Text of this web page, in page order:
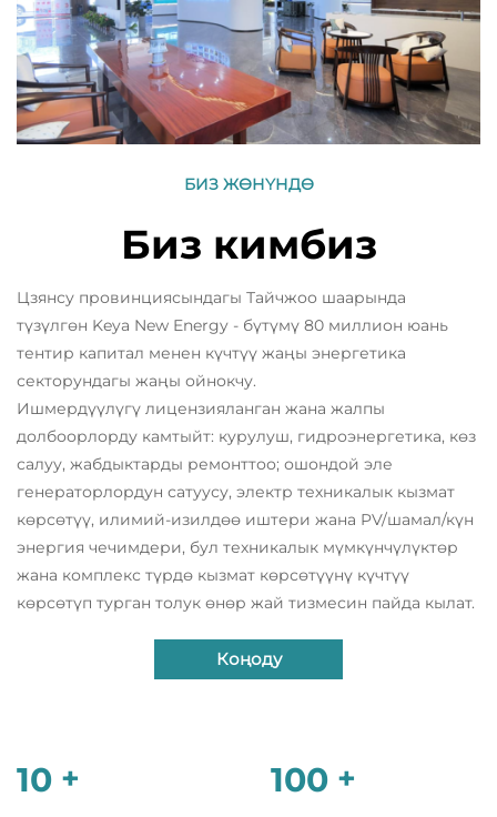
БИЗ ЖӨНҮНДӨ
Биз кимбиз
Цзянсу провинциясындагы Тайчжоо шаарында
түзүлгөн Keya New Energy - бүтүмү 80 миллион юань
тентир капитал менен күчтүү жаңы энергетика
секторундагы жаңы ойнокчу.
Ишмердүүлүгү лицензияланган жана жалпы
долбоорлорду камтыйт: курулуш, гидроэнергетика, көз
салуу, жабдыктарды ремонттоо; ошондой эле
генераторлордун сатуусу, электр техникалык кызмат
көрсөтүү, илимий-изилдөө иштери жана PV/шамал/күн
энергия чечимдери, бул техникалык мүмкүнчүлүктөр
жана комплекс түрдө кызмат көрсөтүүнү күчтүү
көрсөтүп турган толук өнөр жай тизмесин пайда кылат.
Коңоду
10 + 100 +